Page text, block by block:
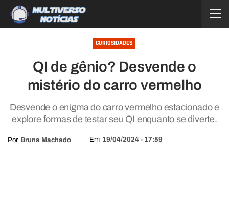
CURIOSIDADES
QI de gênio? Desvende o
mistério do carro vermelho
Desvende o enigma do carro vermelho estacionado e
explore formas de testar seu QI enquanto se diverte.
Por Bruna Machado Em 19/04/2024 - 17:59